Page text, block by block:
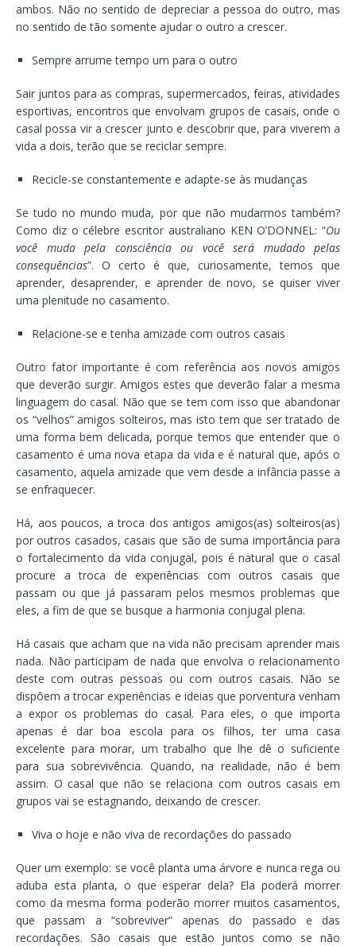
ambos. Não no sentido de depreciar a pessoa do outro, mas
no sentido de tão somente ajudar o outro a crescer.
Sempre arrume tempo um para o outro
Sair juntos para as compras, supermercados, feiras, atividades
esportivas, encontros que envolvam grupos de casais, onde o
casal possa vir a crescer junto e descobrir que, para viverem a
vida a dois, terão que se reciclar sempre.
Recicle-se constantemente e adapte-se às mudanças
Se tudo no mundo muda, por que não mudarmos também?
Como diz o célebre escritor australiano KEN O’DONNEL: “Ou
você muda pela consciência ou você será mudado pelas
consequências”. O certo é que, curiosamente, temos que
aprender, desaprender, e aprender de novo, se quiser viver
uma plenitude no casamento.
Relacione-se e tenha amizade com outros casais
Outro fator importante é com referência aos novos amigos
que deverão surgir. Amigos estes que deverão falar a mesma
linguagem do casal. Não que se tem com isso que abandonar
os “velhos” amigos solteiros, mas isto tem que ser tratado de
uma forma bem delicada, porque temos que entender que o
casamento é uma nova etapa da vida e é natural que, após o
casamento, aquela amizade que vem desde a infância passe a
se enfraquecer.
Há, aos poucos, a troca dos antigos amigos(as) solteiros(as)
por outros casados, casais que são de suma importância para
o fortalecimento da vida conjugal, pois é natural que o casal
procure a troca de experiências com outros casais que
passam ou que já passaram pelos mesmos problemas que
eles, a fim de que se busque a harmonia conjugal plena.
Há casais que acham que na vida não precisam aprender mais
nada. Não participam de nada que envolva o relacionamento
deste com outras pessoas ou com outros casais. Não se
dispõem a trocar experiências e ideias que porventura venham
a expor os problemas do casal. Para eles, o que importa
apenas é dar boa escola para os filhos, ter uma casa
excelente para morar, um trabalho que lhe dê o suficiente
para sua sobrevivência. Quando, na realidade, não é bem
assim. O casal que não se relaciona com outros casais em
grupos vai se estagnando, deixando de crescer.
Viva o hoje e não viva de recordações do passado
Quer um exemplo: se você planta uma árvore e nunca rega ou
aduba esta planta, o que esperar dela? Ela poderá morrer
como da mesma forma poderão morrer muitos casamentos,
que passam a “sobreviver” apenas do passado e das
recordações. São casais que estão juntos como se não